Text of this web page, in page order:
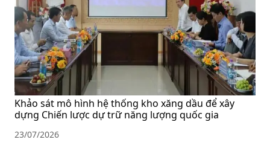
Khảo sát mô hình hệ thống kho xăng dầu để xây
dựng Chiến lược dự trữ năng lượng quốc gia
23/07/2026